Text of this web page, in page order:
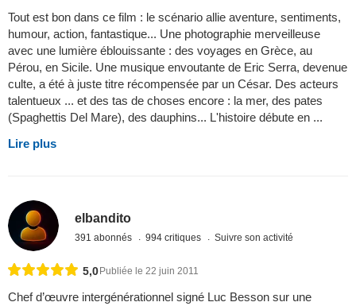
Tout est bon dans ce film : le scénario allie aventure, sentiments,
humour, action, fantastique... Une photographie merveilleuse
avec une lumière éblouissante : des voyages en Grèce, au
Pérou, en Sicile. Une musique envoutante de Eric Serra, devenue
culte, a été à juste titre récompensée par un César. Des acteurs
talentueux ... et des tas de choses encore : la mer, des pates
(Spaghettis Del Mare), des dauphins... L'histoire débute en ...
Lire plus
elbandito
391 abonnés 994 critiques Suivre son activité
5,0 Publiée le 22 juin 2011
Chef d’œuvre intergénérationnel signé Luc Besson sur une